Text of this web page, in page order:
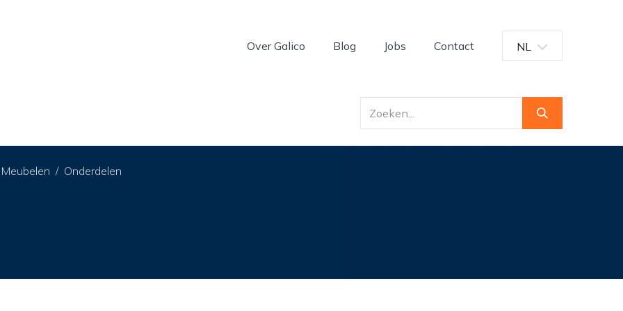
Over Galico Blog Jobs Contact NL
Meubelen Onderdelen